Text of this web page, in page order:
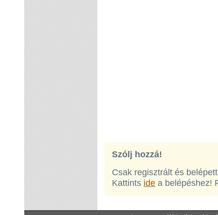
Szólj hozzá!
Csak regisztrált és
Kattints ide a belépéshez!